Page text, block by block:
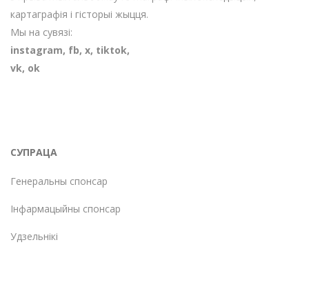
картаграфія і гісторыі жыцця.
Мы на сувязі:
instagram, fb, х, tiktok,
vk, ok
СУПРАЦА
Генеральны спонсар
Інфармацыйны спонсар
Удзельнікі